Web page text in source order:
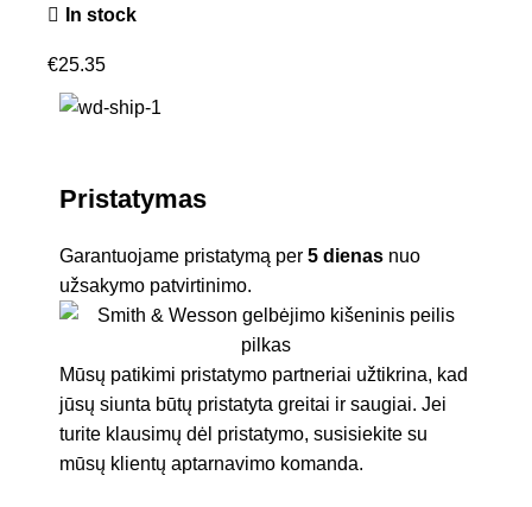
In stock
€25.35
Pristatymas
Garantuojame pristatymą per 5 dienas nuo
užsakymo patvirtinimo.
Mūsų patikimi pristatymo partneriai užtikrina, kad
jūsų siunta būtų pristatyta greitai ir saugiai. Jei
turite klausimų dėl pristatymo, susisiekite su
mūsų klientų aptarnavimo komanda.